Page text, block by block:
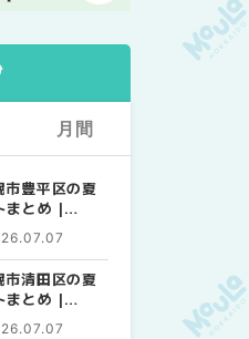
豊平区の夏
まとめ |
清田区の夏
まとめ |
2026年最新】札幌のおすす
ビアガーデン｜オープン日
場テラスまで | MouLa
24
年夏 札幌市白石区の夏
り・イベントまとめ |
9
月間
2026年最新】札幌のおすす
ビアガーデン｜オープン日
場テラスまで | MouLa
24
年夏 札幌市北区の夏祭
・イベントまとめ |
9